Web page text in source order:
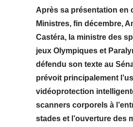
Après sa présentation en
Ministres, fin décembre,
Castéra, la ministre des
jeux Olympiques et
défendu son texte au
prévoit principalement l’u
vidéoprotection
scanners corporels à
stades et l’ouverture des